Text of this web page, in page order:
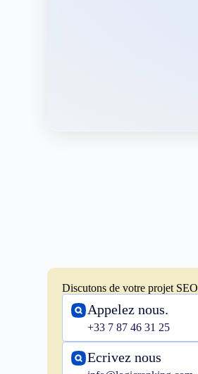
Discutons de votre projet SEO
Appelez nous.
+33 7 87 46 31 25
Ecrivez nous